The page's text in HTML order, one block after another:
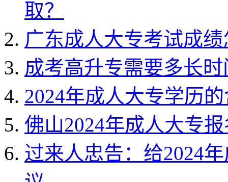
取？
广东成人大专考试成
成考高升专需要多长
2024年成人大专学历
佛山2024年成人大专
过来人忠告：给2024